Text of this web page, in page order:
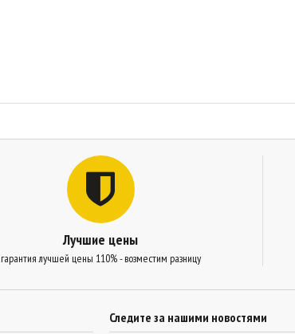
Лучшие цены
гарантия лучшей цены 110% - возместим разницу
Следите за нашими новостями